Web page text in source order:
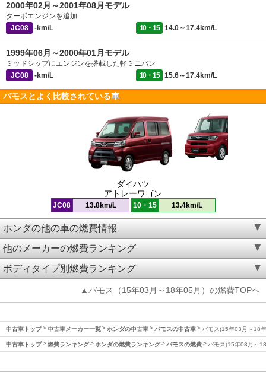
2000年02月～2001年08月モデル
ターボエンジンを追加
JC08
-km/L 10・15 14.0～17.4km/L
1999年06月～2000年01月モデル
ミッドシップにエンジンを搭載した軽ミニバン
JC08
-km/L 10・15 15.6～17.4km/L
バモスとよく比較されている車
ダイハツ
アトレーワゴン
JC08 13.8km/L 10・15 13.4km/L
ホンダの他の車の燃費情報
他のメーカーの燃費ランキング
ボディタイプ別燃費ランキング
▲バモス（15年03月～18年05月）の燃費TOPへ
中古車トップ 中古車メーカー一覧 ホンダの中古車 バモスの中古車 バモス(15年03月～18
中古車トップ 燃費ランキング ホンダの燃費ランキング バモスの燃費 バモス(15年03月～